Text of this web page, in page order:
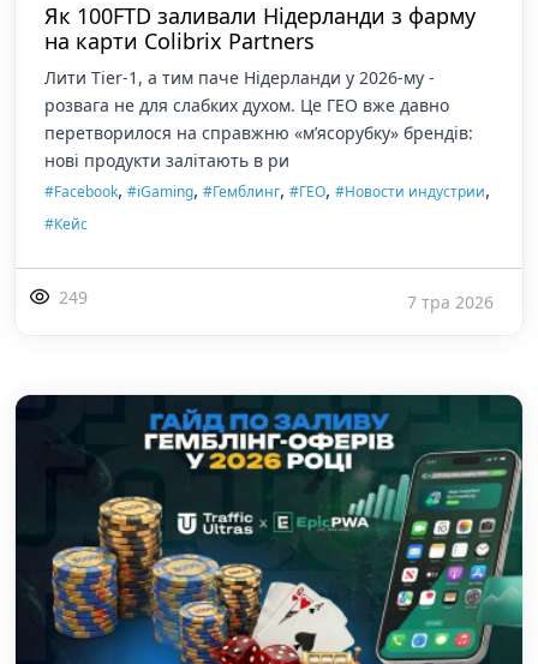
Як 100FTD заливали Нідерланди з фарму
на карти Colibrix Partners
Лити Tier-1, а тим паче Нідерланди у 2026-му -
розвага не для слабких духом. Це ГЕО вже давно
перетворилося на справжню «м’ясорубку» брендів:
нові продукти залітають в ри
#Facebook, #iGaming, #Гемблинг, #ГЕО, #Новости индустрии,
#Кейс
249 7 тра 2026